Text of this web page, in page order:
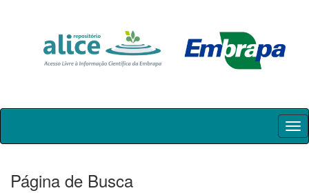
Skip
Página de Busca